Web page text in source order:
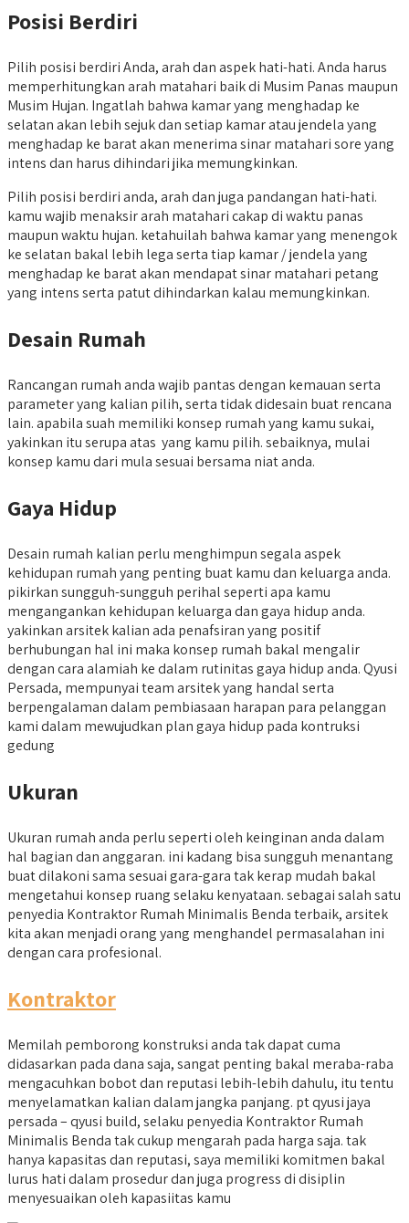
Posisi Berdiri
Pilih posisi berdiri Anda, arah dan aspek hati-hati. Anda harus
memperhitungkan arah matahari baik di Musim Panas maupun
Musim Hujan. Ingatlah bahwa kamar yang menghadap ke
selatan akan lebih sejuk dan setiap kamar atau jendela yang
menghadap ke barat akan menerima sinar matahari sore yang
intens dan harus dihindari jika memungkinkan.
Pilih posisi berdiri anda, arah dan juga pandangan hati-hati.
kamu wajib menaksir arah matahari cakap di waktu panas
maupun waktu hujan. ketahuilah bahwa kamar yang menengok
ke selatan bakal lebih lega serta tiap kamar / jendela yang
menghadap ke barat akan mendapat sinar matahari petang
yang intens serta patut dihindarkan kalau memungkinkan.
Desain Rumah
Rancangan rumah anda wajib pantas dengan kemauan serta
parameter yang kalian pilih, serta tidak didesain buat rencana
lain. apabila suah memiliki konsep rumah yang kamu sukai,
yakinkan itu serupa atas yang kamu pilih. sebaiknya, mulai
konsep kamu dari mula sesuai bersama niat anda.
Gaya Hidup
Desain rumah kalian perlu menghimpun segala aspek
kehidupan rumah yang penting buat kamu dan keluarga anda.
pikirkan sungguh-sungguh perihal seperti apa kamu
mengangankan kehidupan keluarga dan gaya hidup anda.
yakinkan arsitek kalian ada penafsiran yang positif
berhubungan hal ini maka konsep rumah bakal mengalir
dengan cara alamiah ke dalam rutinitas gaya hidup anda. Qyusi
Persada, mempunyai team arsitek yang handal serta
berpengalaman dalam pembiasaan harapan para pelanggan
kami dalam mewujudkan plan gaya hidup pada kontruksi
gedung
Ukuran
Ukuran rumah anda perlu seperti oleh keinginan anda dalam
hal bagian dan anggaran. ini kadang bisa sungguh menantang
buat dilakoni sama sesuai gara-gara tak kerap mudah bakal
mengetahui konsep ruang selaku kenyataan. sebagai salah satu
penyedia Kontraktor Rumah Minimalis Benda terbaik, arsitek
kita akan menjadi orang yang menghandel permasalahan ini
dengan cara profesional.
Kontraktor
Memilah pemborong konstruksi anda tak dapat cuma
didasarkan pada dana saja, sangat penting bakal meraba-raba
mengacuhkan bobot dan reputasi lebih-lebih dahulu, itu tentu
menyelamatkan kalian dalam jangka panjang. pt qyusi jaya
persada – qyusi build, selaku penyedia Kontraktor Rumah
Minimalis Benda tak cukup mengarah pada harga saja. tak
hanya kapasitas dan reputasi, saya memiliki komitmen bakal
lurus hati dalam prosedur dan juga progress di disiplin
menyesuaikan oleh kapasiitas kamu